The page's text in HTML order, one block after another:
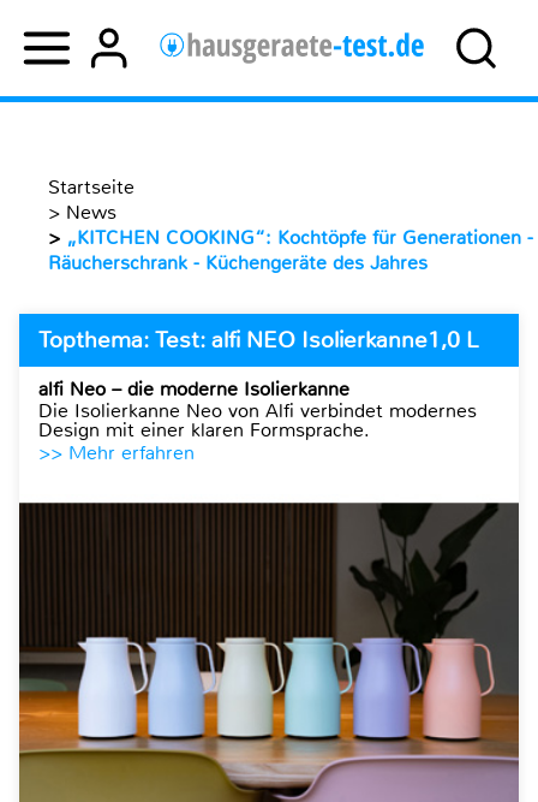
Startseite
> News
> „KITCHEN COOKING“: Kochtöpfe für Generationen -
Räucherschrank - Küchengeräte des Jahres
Topthema: Test: alfi NEO Isolierkanne1,0 L
alfi Neo – die moderne Isolierkanne
Die Isolierkanne Neo von Alfi verbindet modernes
Design mit einer klaren Formsprache.
>> Mehr erfahren